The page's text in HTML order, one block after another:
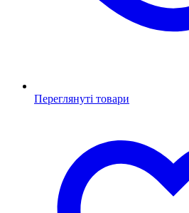
Переглянуті товари